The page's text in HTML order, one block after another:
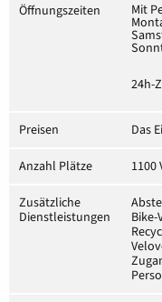
Öffnungszeiten Mit
24h-
Preisen
Das
Anzahl Plätze
1100
Zusätzliche
Dienstleistungen
Bike-